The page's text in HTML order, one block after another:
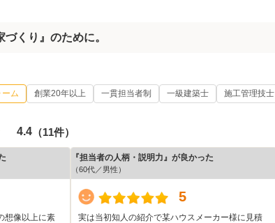
づくり』のために。
ーム 創業20年以上 一貫担当者制 一級建築士 施工管理技士
4.4 （11件）
想像以上に素
『担当者の人柄・説明力』が良かった
（60代／男性）
5
実は当初知人の紹介で某ハウスメーカー様に見積